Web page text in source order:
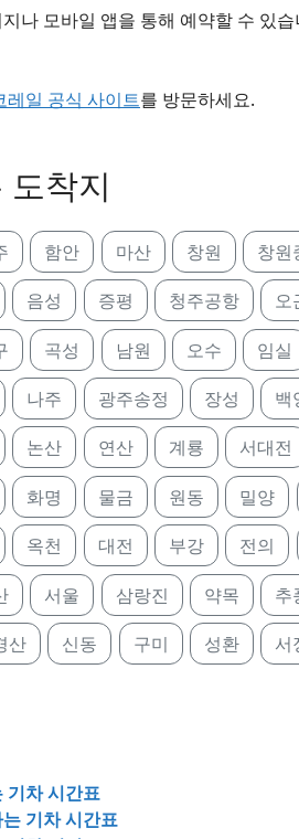
나 모바일 앱을 통해 예약할 수 있
레일 공식 사이트를 방문하세요.
착지
함안 마산 창원 창원
음성 증평 청주공항 오
곡성 남원 오수 임실
나주 광주송정 장성 백
논산 연산 계룡 서대전
화명 물금 원동 밀양
옥천 대전 부강 전의
서울 삼랑진 약목 추
산 신동 구미 성환 서
기차 시간표
기차 시간표